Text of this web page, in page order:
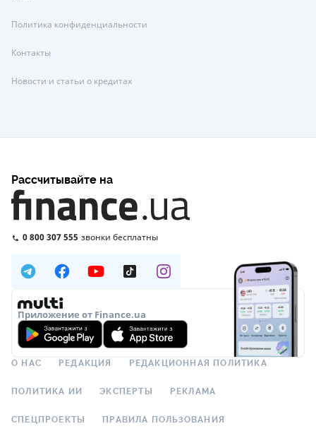
Политика конфиденциальности
Контакты
Новости и статьи о кредитах
Рассчитывайте на
0 800 307 555 звонки бесплатны
Приложение от Finance.ua
О НАС РЕДАКЦИЯ РЕДАКЦИОННАЯ ПОЛИТИКА
ПОЛИТИКА ИИ ЭКСПЕРТЫ РЕКЛАМА
СПЕЦПРОЕКТЫ ПРАВИЛА ПОЛЬЗОВАНИЯ